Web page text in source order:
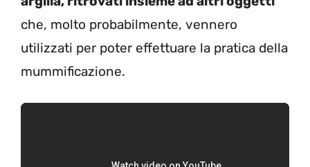
che, molto probabilmente, vennero
utilizzati per poter effettuare la pratica della
mummificazione.